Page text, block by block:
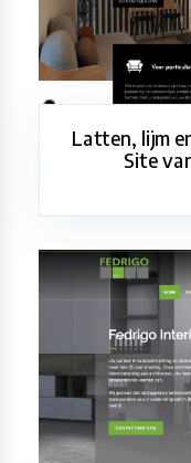
Latten, lijm
Site